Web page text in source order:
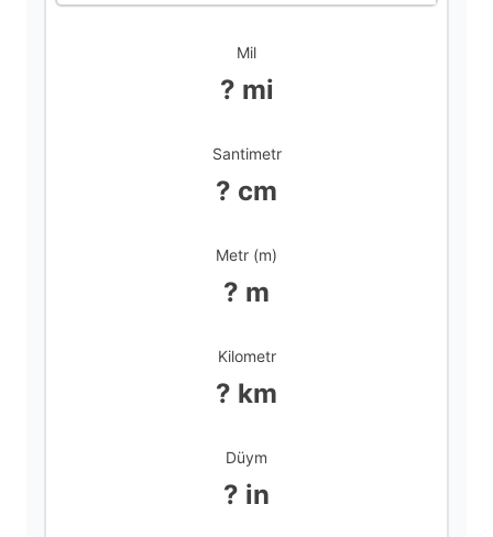
d
o
Mil
? mi
Santimetr
? cm
Metr (m)
? m
Kilometr
? km
Düym
? in